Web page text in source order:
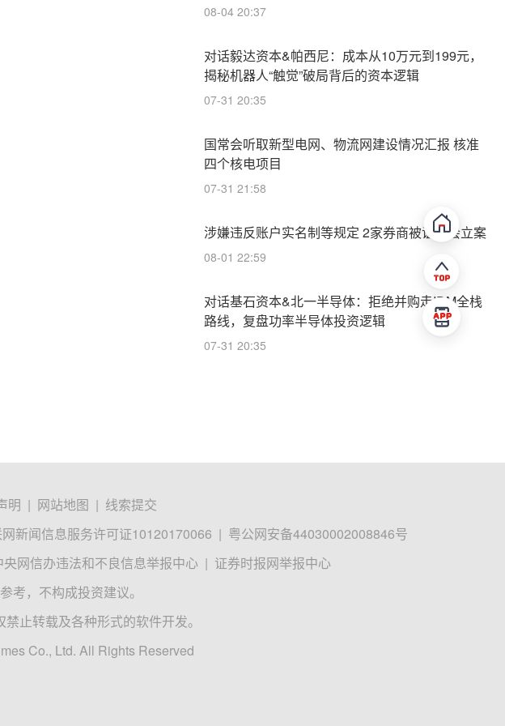
08-04 20:37
对话毅达资本&帕西尼：成本从10万元到199元，
揭秘机器人“触觉”破局背后的资本逻辑
07-31 20:35
国常会听取新型电网、物流网建设情况汇报 核准
四个核电项目
07-31 21:58
涉嫌违反账户实名制等规定 2家券商被证监会立案
08-01 22:59
对话基石资本&北一半导体：拒绝并购走IDM全栈
路线，复盘功率半导体投资逻辑
07-31 20:35
明 | 网站地图 | 线索提交
新闻信息服务许可证10120170066 | 粤公网安备44030002008846号
央网信办违法和不良信息举报中心 | 证券时报网举报中心
考，不构成投资建议。
止转载及各种形式的软件开发。
Co., Ltd. All Rights Reserved